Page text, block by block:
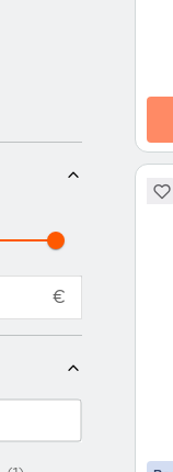
€